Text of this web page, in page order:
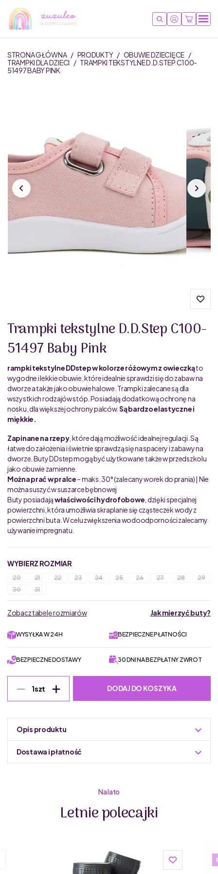
STRONA GŁÓWNA / PRODUKTY / OBUWIE DZIECIĘCE /
TRAMPKI DLA DZIECI / TRAMPKI TEKSTYLNE D.D.STEP C100-
51497 BABY PINK
Trampki tekstylne D.D.Step C100-
51497 Baby Pink
rampki tekstylne DDstep w kolorze różowym z owieczkąto
wygodne i lekkie obuwie, które idealnie sprawdzi się do zabaw na
dworze a także jako obuwie halowe. Trampki zalecane są dla
wszystkich rodzajów stóp. Posiadają dodatkową ochronę na
nosku, dla większej ochrony palców. Są bardzo elastyczne i
miękkie.
Zapinane na rzepy, które dają możliwość idealnej regulacji. Są
łatwe do założenia i świetnie sprawdzą się na spacery i zabawy na
dworze. Buty DDstep mogą być użytkowane także w przedszkolu
jako obuwie zamienne.
Można prać w pralce– maks. 30° (zalecany worek do prania) | Nie
można suszyć w suszarce bębnowej
Buty posiadająwłaściwości hydrofobowe , dzięki specjalnej
powierzchni, która umożliwia skraplanie się cząsteczek wody z
powierzchni buta. W celu zwiększenia wodoodporności zalecamy
używanie impregnatu.
WYBIERZ ROZMIAR
20 21 22 23 24 25 26 27 28
29
30
31
Zobacz tabelę rozmiarów Jak mierzyć buty?
WYSYŁKA W 24H BEZPIECZNE PŁATNOŚCI
BEZPIECZNE DOSTAWY 30 DNI NA BEZPŁATNY ZWROT
1szt DODAJ DO KOSZYKA
Opis produktu
D.D.STEP to wysokiej jakości marka obuwia dziecięcego
po buty dziecięce. Jest jedną z wiodących
węgierskich marek obuwia dziecięcego.
Buty dla dzieci D.D.STEP są lekkie i wygodne. Zostały
Dostawa i płatność
Na lato
Letnie polecajki